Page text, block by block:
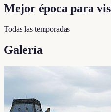
Mejor época para
Todas las temporadas
Galería